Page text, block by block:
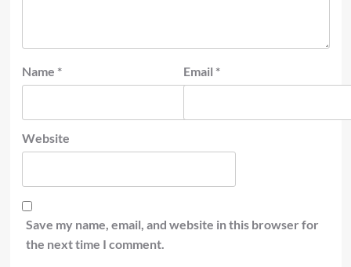
Name * Email *
Website
Save my name, email, and website in this browser for
the next time I comment.